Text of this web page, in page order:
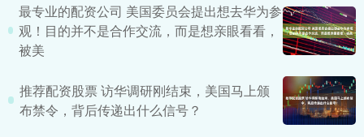
最专业的配资公司 美国委员会提出想去华为参
观！目的并不是合作交流，而是想亲眼看看，
被美
推荐配资股票 访华调研刚结束，美国马上颁
布禁令，背后传递出什么信号？